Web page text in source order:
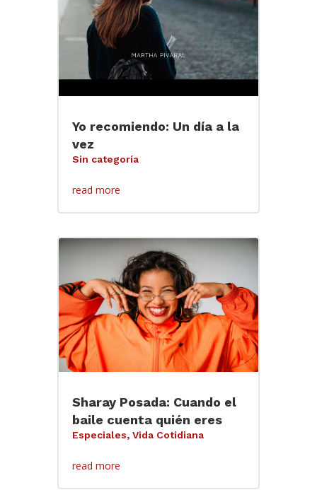
Yo recomiendo: Un día a la
vez
Sin categoría
read more
Sharay Posada: Cuando el
baile cuenta quién eres
Especiales, Vida Cotidiana
read more